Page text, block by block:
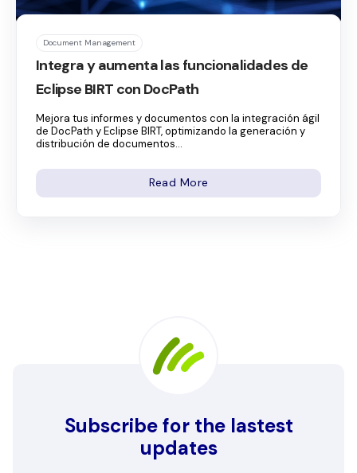
Document Management
Integra y aumenta las funcionalidades de
Eclipse BIRT con DocPath
Mejora tus informes y documentos con la integración ágil
de DocPath y Eclipse BIRT, optimizando la generación y
distribución de documentos...
Read More
Subscribe for the lastest
updates